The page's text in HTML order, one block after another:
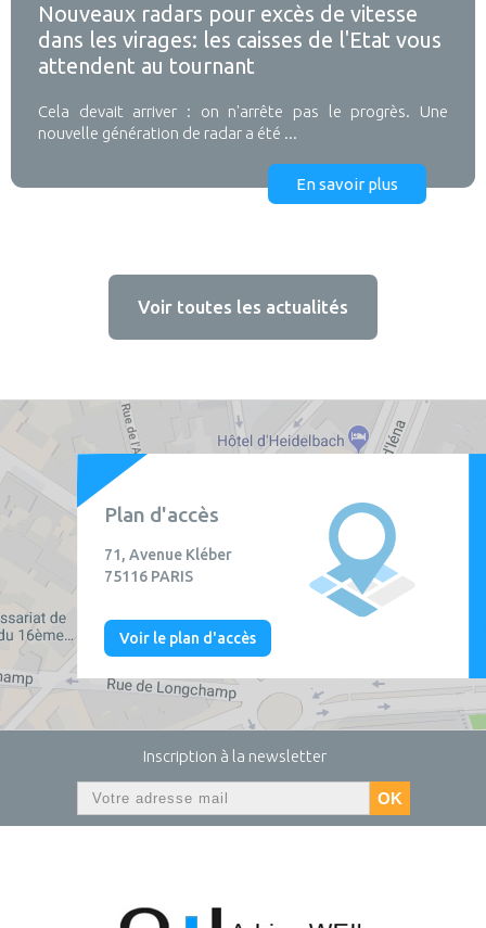
Nouveaux radars pour excès de vitesse
dans les virages: les caisses de l'Etat vous
attendent au tournant
Cela devait arriver : on n'arrête pas le progrès. Une
nouvelle génération de radar a été ...
En savoir plus
Voir toutes les actualités
Plan d'accès
71, Avenue Kléber
75116 PARIS
Voir le plan d'accès
Inscription à la newsletter